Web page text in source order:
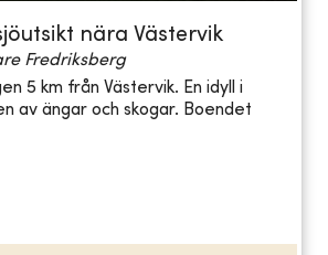
nära Västervik
Fredriksberg
5 km från Västervik. En idyll i
av ängar och skogar. Boendet